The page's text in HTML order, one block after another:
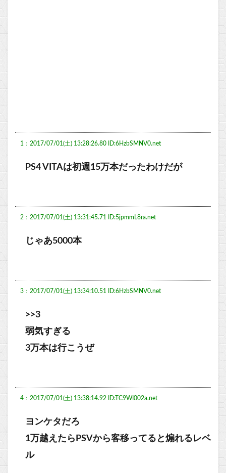
1：2017/07/01(土) 13:28:26.80 ID:6HzbSMNV0.net
PS4 VITAは初週15万本だったわけだが
2：2017/07/01(土) 13:31:45.71 ID:5jpmmL8ra.net
じゃあ5000本
3：2017/07/01(土) 13:34:10.51 ID:6HzbSMNV0.net
>>3
弱気すぎる
3万本は行こうぜ
4：2017/07/01(土) 13:38:14.92 ID:TC9WI002a.net
ヨンケタだろ
1万越えたらPSVから客移ってると煽れるレベ
ル